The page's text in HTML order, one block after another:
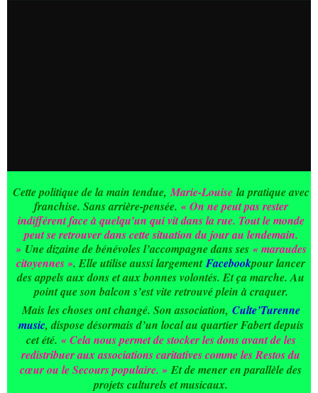
Cette politique de la main tendue,Marie-Louisela pratique avec
franchise. Sans arrière-pensée. « On ne peut pas rester
indifférent face à quelqu’un qui vit dans la rue. Tout le monde
peut se retrouver dans cette situation du jour au lendemain.
» Une dizaine de bénévoles l’accompagne dans ses « maraudes
citoyennes ». Elle utilise aussi largementFacebookpour lancer
des appels aux dons et aux bonnes volontés. Et ça marche. Au
point que son balcon s’est vite retrouvé plein à craquer.
Mais les choses ont changé. Son association, Culte’Turenne
music, dispose désormais d’un local au quartier Fabert depuis
cet été. « Cela nous permet de stocker les dons avant de les
redistribuer aux associations caritatives comme les Restos du
cœur ou le Secours populaire. » Et de mener en parallèle des
projets culturels et musicaux.